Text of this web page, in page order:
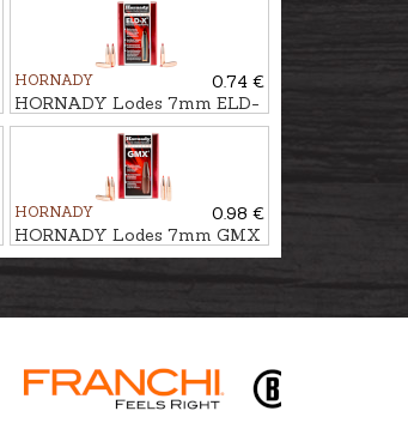
HORNADY
0.74 €
HORNADY Lodes 7mm ELD-
X HUNTING 11,3g/175gr
HORNADY
0.98 €
HORNADY Lodes 7mm GMX
9,0g/139gr - bezsvina